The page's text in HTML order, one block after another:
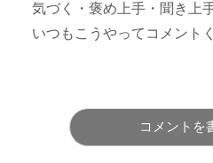
気づく・褒め上手・聞き上
いつもこうやってコメント
コメントを